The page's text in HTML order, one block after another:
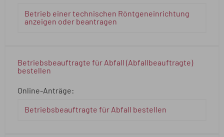
Betrieb einer technischen Röntgeneinrichtung
anzeigen oder beantragen
Betriebsbeauftragte für Abfall (Abfallbeauftragte)
bestellen
Online-Anträge:
Betriebsbeauftragte für Abfall bestellen